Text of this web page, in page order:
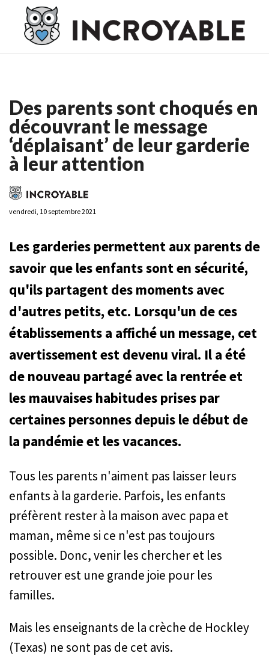
Casino En Ligne France
Casino En Ligne France
Ligne
Des parents sont choqués en
découvrant le message
‘déplaisant’ de leur garderie
à leur attention
vendredi, 10 septembre 2021
Les garderies permettent aux parents de
savoir que les enfants sont en sécurité,
qu'ils partagent des moments avec
d'autres petits, etc. Lorsqu'un de ces
établissements a affiché un message, cet
avertissement est devenu viral. Il a été
de nouveau partagé avec la rentrée et
les mauvaises habitudes prises par
certaines personnes depuis le début de
la pandémie et les vacances.
Tous les parents n'aiment pas laisser leurs
enfants à la garderie. Parfois, les enfants
préfèrent rester à la maison avec papa et
maman, même si ce n'est pas toujours
possible. Donc, venir les chercher et les
retrouver est une grande joie pour les
familles.
Mais les enseignants de la crèche de Hockley
(Texas) ne sont pas de cet avis.